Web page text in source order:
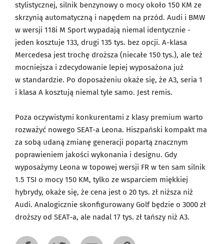
stylistycznej, silnik benzynowy o mocy około 150 KM ze
skrzynią automatyczną i napędem na przód. Audi i BMW
w wersji 118i M Sport wypadają niemal identycznie -
jeden kosztuje 133, drugi 135 tys. bez opcji. A-klasa
Mercedesa jest trochę droższa (niecałe 150 tys.), ale też
mocniejsza i zdecydowanie lepiej wyposażona już
w standardzie. Po doposażeniu okaże się, że A3, seria 1
i klasa A kosztują niemal tyle samo. Jest remis.
Poza oczywistymi konkurentami z klasy premium warto
rozważyć nowego SEAT-a Leona. Hiszpański kompakt ma
za sobą udaną zmianę generacji popartą znacznym
poprawieniem jakości wykonania i designu. Gdy
wyposażymy Leona w topowej wersji FR w ten sam silnik
1.5 TSI o mocy 150 KM, tylko ze wsparciem miękkiej
hybrydy, okaże się, że cena jest o 20 tys. zł niższa niż
Audi. Analogicznie skonfigurowany Golf będzie o 3000 zł
droższy od SEAT-a, ale nadal 17 tys. zł tańszy niż A3.